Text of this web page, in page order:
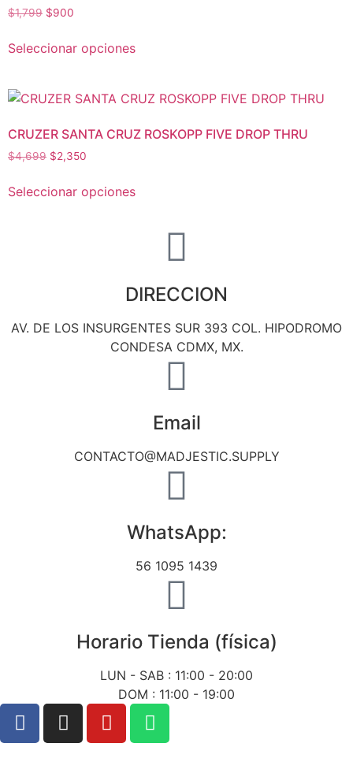
$1,799 $900
Seleccionar opciones
CRUZER SANTA CRUZ ROSKOPP FIVE DROP THRU
$4,699 $2,350
Seleccionar opciones
DIRECCION
AV. DE LOS INSURGENTES SUR 393 COL. HIPODROMO
CONDESA CDMX, MX.
Email
CONTACTO@MADJESTIC.SUPPLY
WhatsApp:
56 1095 1439
Horario Tienda (física)
LUN - SAB : 11:00 - 20:00
DOM : 11:00 - 19:00